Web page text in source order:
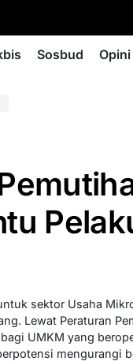
Sosbud Opini
sektor Usaha
Lewat Peraturan
UMKM yang
mengurangi